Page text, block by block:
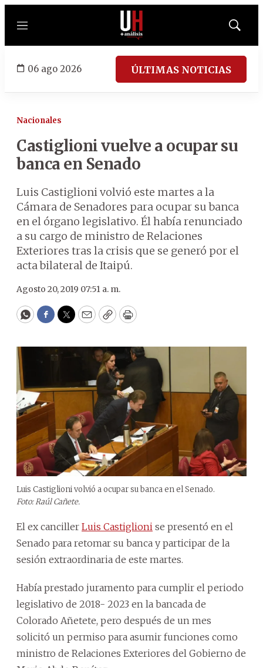
Menú
Mostrar
06 ago 2026 ÚLTIMAS NOTICIAS
Nacionales
Castiglioni vuelve a ocupar su
banca en Senado
Luis Castiglioni volvió este martes a la
Cámara de Senadores para ocupar su banca
en el órgano legislativo. Él había renunciado
a su cargo de ministro de Relaciones
Exteriores tras la crisis que se generó por el
acta bilateral de Itaipú.
Agosto 20, 2019 07:51 a. m.
WhatsApp
Facebook
Twitter
EmailCopyPrint
Luis Castiglioni volvió a ocupar su banca en el Senado.
Foto: Raúl Cañete.
El ex canciller Luis Castiglioni se presentó en el
Senado para retomar su banca y participar de la
sesión extraordinaria de este martes.
Había prestado juramento para cumplir el periodo
legislativo de 2018- 2023 en la bancada de
Colorado Añetete, pero después de un mes
solicitó un permiso para asumir funciones como
ministro de Relaciones Exteriores del Gobierno de